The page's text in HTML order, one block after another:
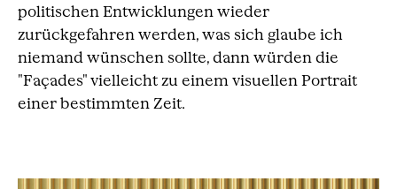
politischen Entwicklungen wieder
zurückgefahren werden, was sich glaube ich
niemand wünschen sollte, dann würden die
"Façades" vielleicht zu einem visuellen Portrait
einer bestimmten Zeit.